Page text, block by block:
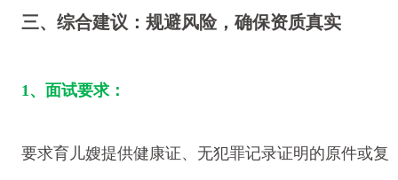
三、综合建议：规避风险，确保资质真实
1、面试要求：
要求育儿嫂提供健康证、无犯罪记录证明的原件或复